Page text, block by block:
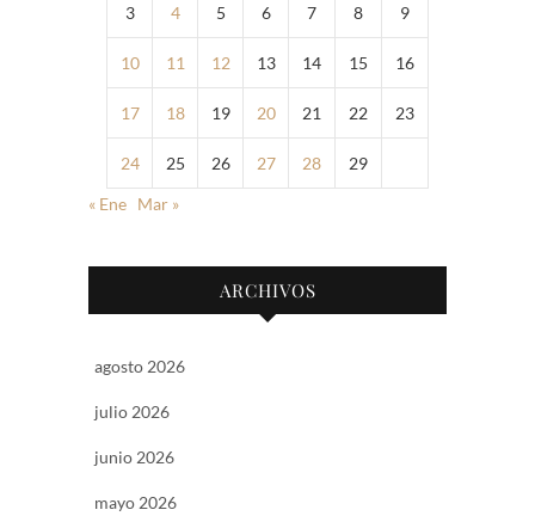
3 4 5 6 7 8 9
10 11 12 13 14 15 16
17 18 19 20 21 22 23
24 25 26 27 28
29
« Ene Mar »
ARCHIVOS
agosto 2026
julio 2026
junio 2026
mayo 2026